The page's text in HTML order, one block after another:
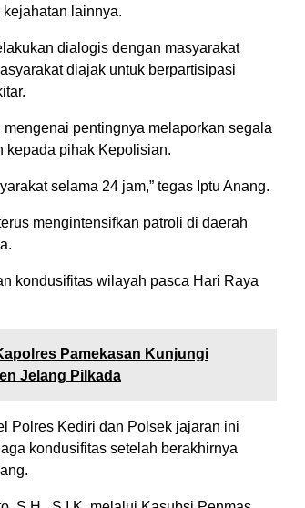
lainnya.
dialogis dengan masyarakat
diajak untuk berpartisipasi
pentingnya melaporkan segala
kepada pihak Kepolisian.
selama 24 jam,” tegas Iptu Anang.
mengintensifkan patroli di daerah
kondusifitas wilayah pasca Hari Raya
Pamekasan Kunjungi
Jelang Pilkada
Polres Kediri dan Polsek jajaran ini
kondusifitas setelah berakhirnya